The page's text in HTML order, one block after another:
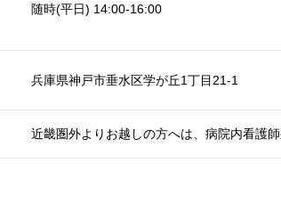
随時(平日) 14:00-16:00
兵庫県神戸市垂水区学が丘1丁目21-1
近畿圏外よりお越しの方へは、病院内看護